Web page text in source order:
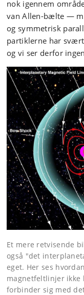
nok igennem
van Allen-bælte —
og symmetrisk
partiklerne har
og vi ser derfor
Et mere retvisende
også "det
eget. Her ses
magnetfeltlinjer ikke
forbinder sig med